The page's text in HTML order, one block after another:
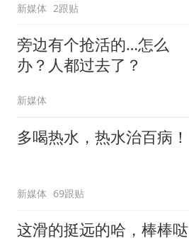
新媒体 2跟贴
旁边有个抢活的…怎么
办？人都过去了？
新媒体
多喝热水，热水治百病！
新媒体 69跟贴
这滑的挺远的哈，棒棒哒